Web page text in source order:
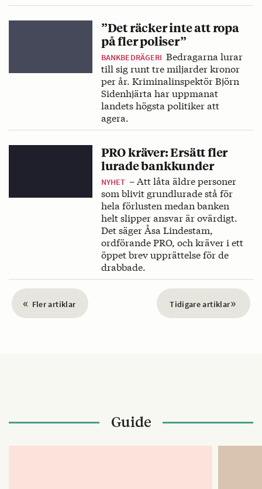
”Det räcker inte att ropa
på fler poliser”
BANKBEDRÄGERI Bedragarna lurar
till sig runt tre miljarder kronor
per år. Kriminalinspektör Björn
Sidenhjärta har uppmanat
landets högsta politiker att
agera.
PRO kräver: Ersätt fler
lurade bankkunder
NYHET – Att låta äldre personer
som blivit grundlurade stå för
hela förlusten medan banken
helt slipper ansvar är ovärdigt.
Det säger Åsa Lindestam,
ordförande PRO, och kräver i ett
öppet brev upprättelse för de
drabbade.
« Fler artiklar Tidigare artiklar»
Guide